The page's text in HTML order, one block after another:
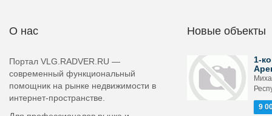
О нас
Портал VLG.RADVER.RU —
современный функциональный
помощник на рынке недвижимости в
интернет-пространстве.
Новые объекты
1-
9